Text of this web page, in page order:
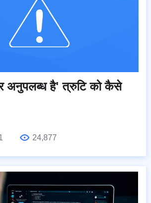
अनुपलब्ध है' त्रुटि को कैसे
24,877